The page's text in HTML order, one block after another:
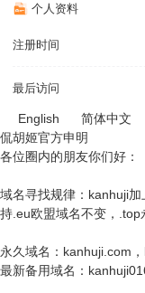
个人资料
注册时间
最后访问
English 简体中文
侃胡姬官方申明
各位圈内的朋友你们好：
域名寻找规律：kanhuji
持.eu欧盟域名不变，
永久域名：kanhuji.com
最新备用域名：